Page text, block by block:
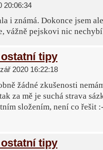
20:06:34
i známá. Dokonce jsem
vážně pejskovi nic
tipy
2020 16:22:18
žádné zkušenosti
za mě je suchá strava
složením, není co řešit
tipy